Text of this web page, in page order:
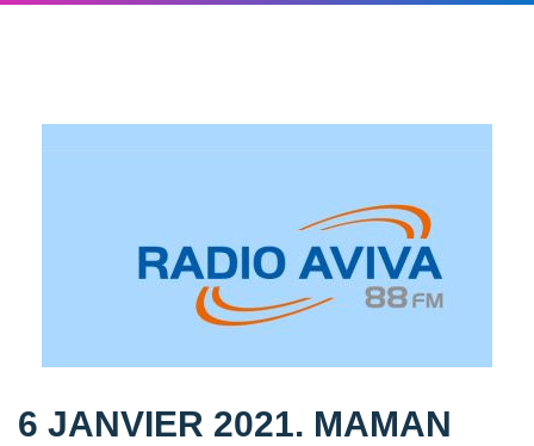
6 JANVIER 2021. MAMAN